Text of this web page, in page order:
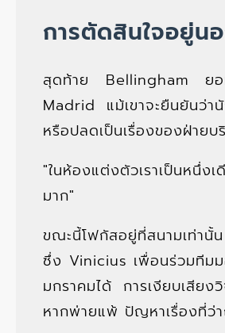
การตัดสินใจอยู่น
สุดท้าย Bellingham ยอม
Madrid แม้เขาจะยืนยันว่า
หรือปลดเป็นเรื่องของฝ่ายบ
"ในห้องแต่งตัวเราเป็นหนึ่ง
มาก"
ขณะนี้โฟกัสอยู่ที่สนามเท่านั้
ซึ่ง Vinicius เพื่อนร่วมทีม
มกราคมได้ การเงียบเสีย
หากพ่ายแพ้ ปัญหาเรื่องที่ว่